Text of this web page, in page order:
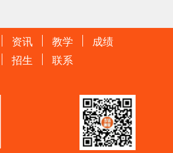
资讯 教学
成绩
招生
联系